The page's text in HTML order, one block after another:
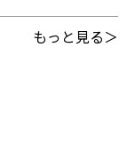
もっと見る＞